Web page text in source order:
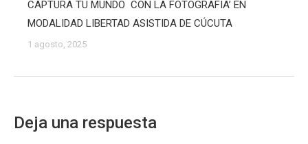
CAPTURA TU MUNDO CON LA FOTOGRAFIA’ EN
MODALIDAD LIBERTAD ASISTIDA DE CÚCUTA
1 agosto, 2025
Deja una respuesta